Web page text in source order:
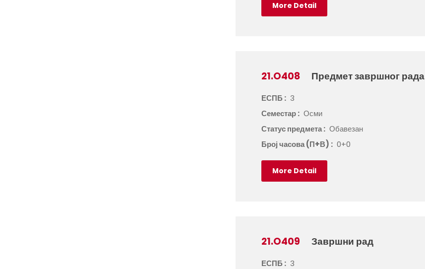
More Detail
21.O408 Предмет завршног рада
ЕСПБ : 3
Семестар : Осми
Статус предмета : Обавезан
Број часова (П+В) : 0+0
More Detail
21.O409 Завршни рад
ЕСПБ : 3